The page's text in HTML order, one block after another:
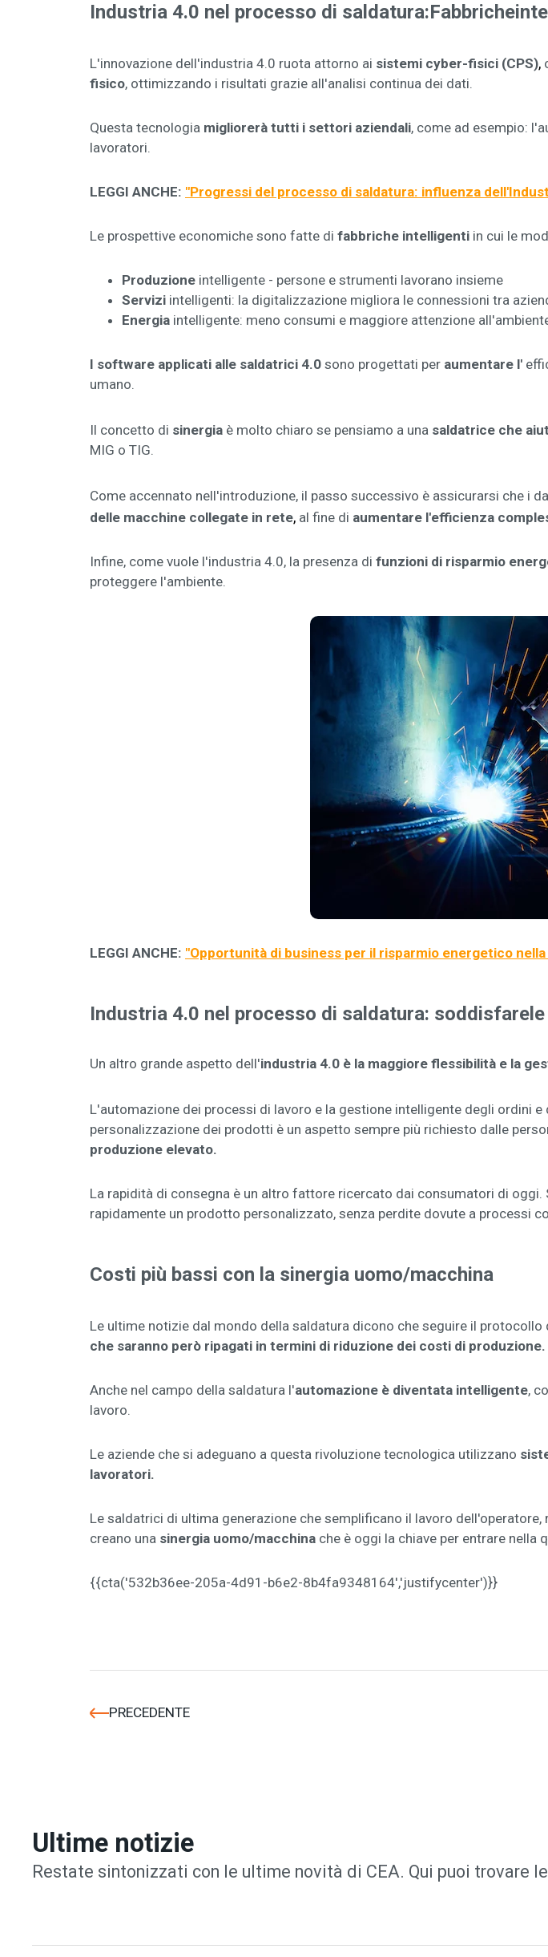
Industria 4.0 nel processo di saldatura:Fabbriche
L'innovazione dell'industria 4.0 ruota attorno ai sistemi cyber-fisici (CPS),
fisico, ottimizzando i risultati grazie all'analisi continua dei dati.
Questa tecnologia migliorerà tutti i settori aziendali, come ad esempio:
lavoratori.
LEGGI ANCHE: "Progressi del processo di saldatura: influenza
Le prospettive economiche sono fatte di fabbriche intelligenti in cui le
Produzione intelligente - persone e strumenti lavorano insieme
Servizi intelligenti: la digitalizzazione migliora le connessioni tra
Energia intelligente: meno consumi e maggiore attenzione
I software applicati alle saldatrici 4.0 sono progettati per aumentare l'
umano.
Il concetto di sinergia è molto chiaro se pensiamo a una saldatrice che
MIG o TIG.
Come accennato nell'introduzione, il passo successivo è assicurarsi che i
delle macchine collegate in rete, al fine di aumentare l'efficienza
Infine, come vuole l'industria 4.0, la presenza di funzioni di risparmio
proteggere l'ambiente.
LEGGI ANCHE: "Opportunità di business per il risparmio energetico
Industria 4.0 nel processo di saldatura: soddisfare
Un altro grande aspetto dell'industria 4.0 è la maggiore flessibilità e la
L'automazione dei processi di lavoro e la gestione intelligente degli ordini
personalizzazione dei prodotti è un aspetto sempre più richiesto dalle
produzione elevato.
La rapidità di consegna è un altro fattore ricercato dai consumatori di oggi.
rapidamente un prodotto personalizzato, senza perdite dovute a processi
Costi più bassi con la sinergia uomo/macchina
Le ultime notizie dal mondo della saldatura dicono che seguire il
che saranno però ripagati in termini di riduzione dei costi di produzione.
Anche nel campo della saldatura l'automazione è diventata intelligente,
lavoro.
Le aziende che si adeguano a questa rivoluzione tecnologica utilizzano
lavoratori.
Le saldatrici di ultima generazione che semplificano il lavoro
creano una sinergia uomo/macchina che è oggi la chiave per entrare nella
{{cta('532b36ee-205a-4d91-b6e2-8b4fa9348164','justifycenter')}}
PRECEDENTE
Ultime notizie
Restate sintonizzati con le ultime novità di CEA. Qui puoi trovare